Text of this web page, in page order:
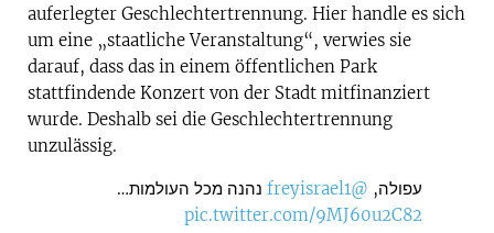
auferlegter Geschlechtertrennung. Hier handle es sich
um eine „staatliche Veranstaltung“, verwies sie
darauf, dass das in einem öffentlichen Park
stattfindende Konzert von der Stadt mitfinanziert
wurde. Deshalb sei die Geschlechtertrennung
unzulässig.
עפולה, @freyisrael1
נהנה מכל העולמות…
pic.twitter.com/9MJ60u2C82